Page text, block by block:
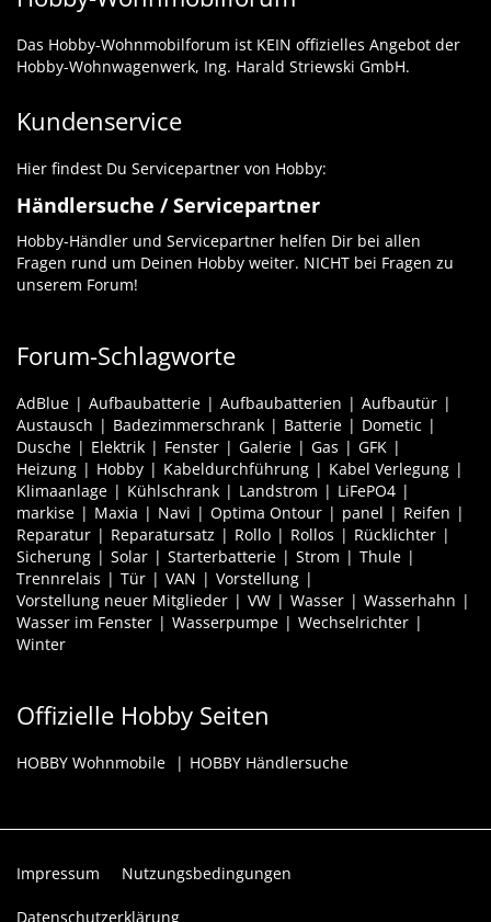
Das Hobby-Wohnmobilforum ist KEIN offizielles Angebot der
Hobby-Wohnwagenwerk, Ing. Harald Striewski GmbH.
Kundenservice
Hier findest Du Servicepartner von Hobby:
Händlersuche / Servicepartner
Hobby-Händler und Servicepartner helfen Dir bei allen
Fragen rund um Deinen Hobby weiter. NICHT bei Fragen zu
unserem Forum!
Forum-Schlagworte
AdBlue Aufbaubatterie Aufbaubatterien
Aufbautür
Austausch
Badezimmerschrank Batterie
Dometic
Dusche
Elektrik Fenster Galerie Gas
GFK
Heizung
Hobby Kabeldurchführung
Kabel Verlegung
Klimaanlage
Kühlschrank Landstrom
LiFePO4
markise
Maxia Navi Optima Ontour panel
Reifen
Reparatur
Reparatursatz Rollo Rollos
Rücklichter
Sicherung
Solar Starterbatterie Strom
Thule
Trennrelais
Tür VAN
Vorstellung
Vorstellung neuer Mitglieder
VW Wasser
Wasserhahn
Wasser im Fenster
Wasserpumpe
Wechselrichter
Winter
Offizielle Hobby Seiten
HOBBY Wohnmobile HOBBY Händlersuche
Impressum Nutzungsbedingungen
Datenschutzerklärung